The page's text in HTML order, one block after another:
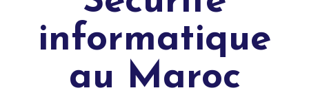
informatique
au Maroc